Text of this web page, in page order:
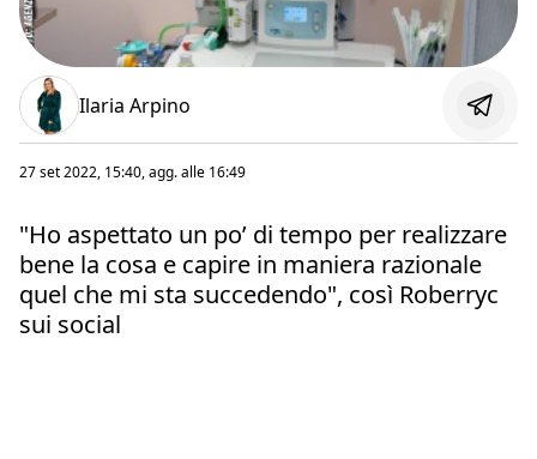
Ilaria Arpino
27 set 2022, 15:40, agg. alle 16:49
"Ho aspettato un po’ di tempo per realizzare
bene la cosa e capire in maniera razionale
quel che mi sta succedendo", così Roberryc
sui social